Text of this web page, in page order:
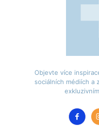
Objevte více
sociálních médiích a